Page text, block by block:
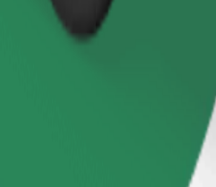
Hunde müssen einen